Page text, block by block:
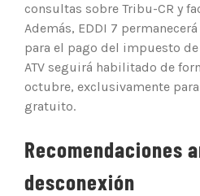
consultas sobre Tribu-CR y
Además, EDDI 7
para el pago del impuesto
ATV seguirá habilitado de
octubre, exclusivamente
gratuito.
Recomendaciones
desconexión